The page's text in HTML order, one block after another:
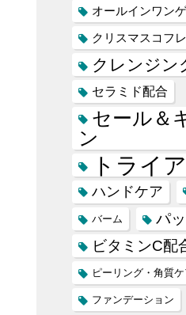
オールインワン
クリスマスコフレ
クレンジン
セラミド配合
セール＆
ン
トライ
ハンドケア
バーム
パ
ビタミンC配
ピーリング・角質ケ
ファンデーション